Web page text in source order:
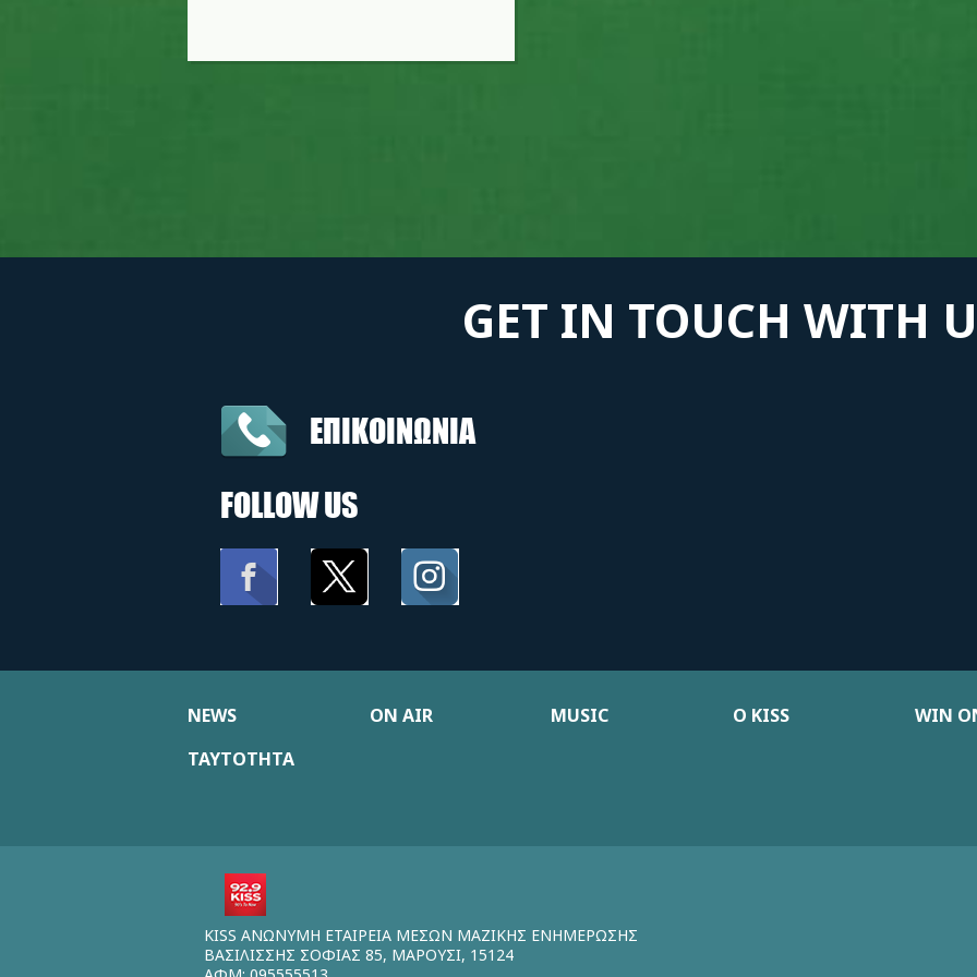
GET IN TOUCH WITH
ΕΠΙΚΟΙΝΩΝΙΑ
FOLLOW US
NEWS ON AIR MUSIC Ο KISS WIN
ΤΑΥΤΟΤΗΤΑ
KISS ΑΝΩΝΥΜΗ ΕΤΑΙΡΕΙΑ ΜΕΣΩΝ ΜΑΖΙΚΗΣ ΕΝΗΜΕΡΩΣΗΣ
ΒΑΣΙΛΙΣΣΗΣ ΣΟΦΙΑΣ 85, ΜΑΡΟΥΣΙ, 15124